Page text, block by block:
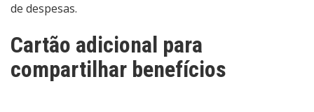
de despesas.
Cartão adicional para
compartilhar benefícios